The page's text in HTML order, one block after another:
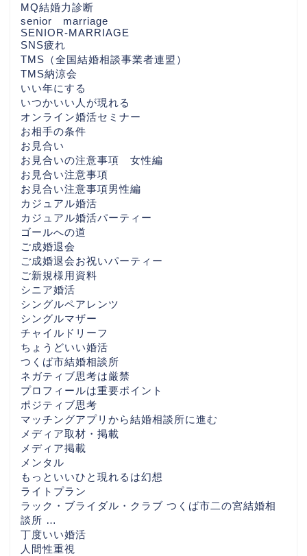
MQ結婚力診断
senior marriage
SENIOR-MARRIAGE
SNS疲れ
TMS（全国結婚相談事業者連盟）
TMS納涼会
いい年にする
いつかいい人が現れる
オンライン婚活セミナー
お相手の条件
お見合い
お見合いの注意事項 女性編
お見合い注意事項
お見合い注意事項男性編
カジュアル婚活
カジュアル婚活パーティー
ゴールへの道
ご成婚退会
ご成婚退会お祝いパーティー
ご新規様用資料
シニア婚活
シングルペアレンツ
シングルマザー
チャイルドリーフ
ちょうどいい婚活
つくば市結婚相談所
ネガティブ思考は厳禁
プロフィールは重要ポイント
ポジティブ思考
マッチングアプリから結婚相談所に進む
メディア取材・掲載
メディア掲載
メンタル
もっといいひと現れるは幻想
ライトプラン
ラック・ブライダル・クラブ つくば市二の宮結婚相
談所 …
丁度いい婚活
人間性重視